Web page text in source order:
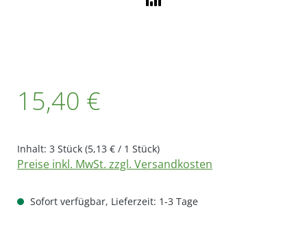
15,40 €
Inhalt: 3 Stück (5,13 € / 1 Stück)
Preise inkl. MwSt. zzgl. Versandkosten
Sofort verfügbar, Lieferzeit: 1-3 Tage